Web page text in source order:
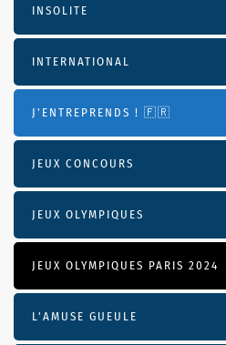
INSOLITE
INTERNATIONAL
J'ENTREPRENDS ! 🇫🇷
JEUX CONCOURS
JEUX OLYMPIQUES
JEUX OLYMPIQUES PARIS 2024
L'AMUSE GUEULE